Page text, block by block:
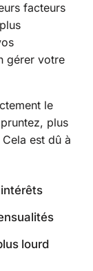
facteurs
gérer votre
le
plus
est dû à
lourd